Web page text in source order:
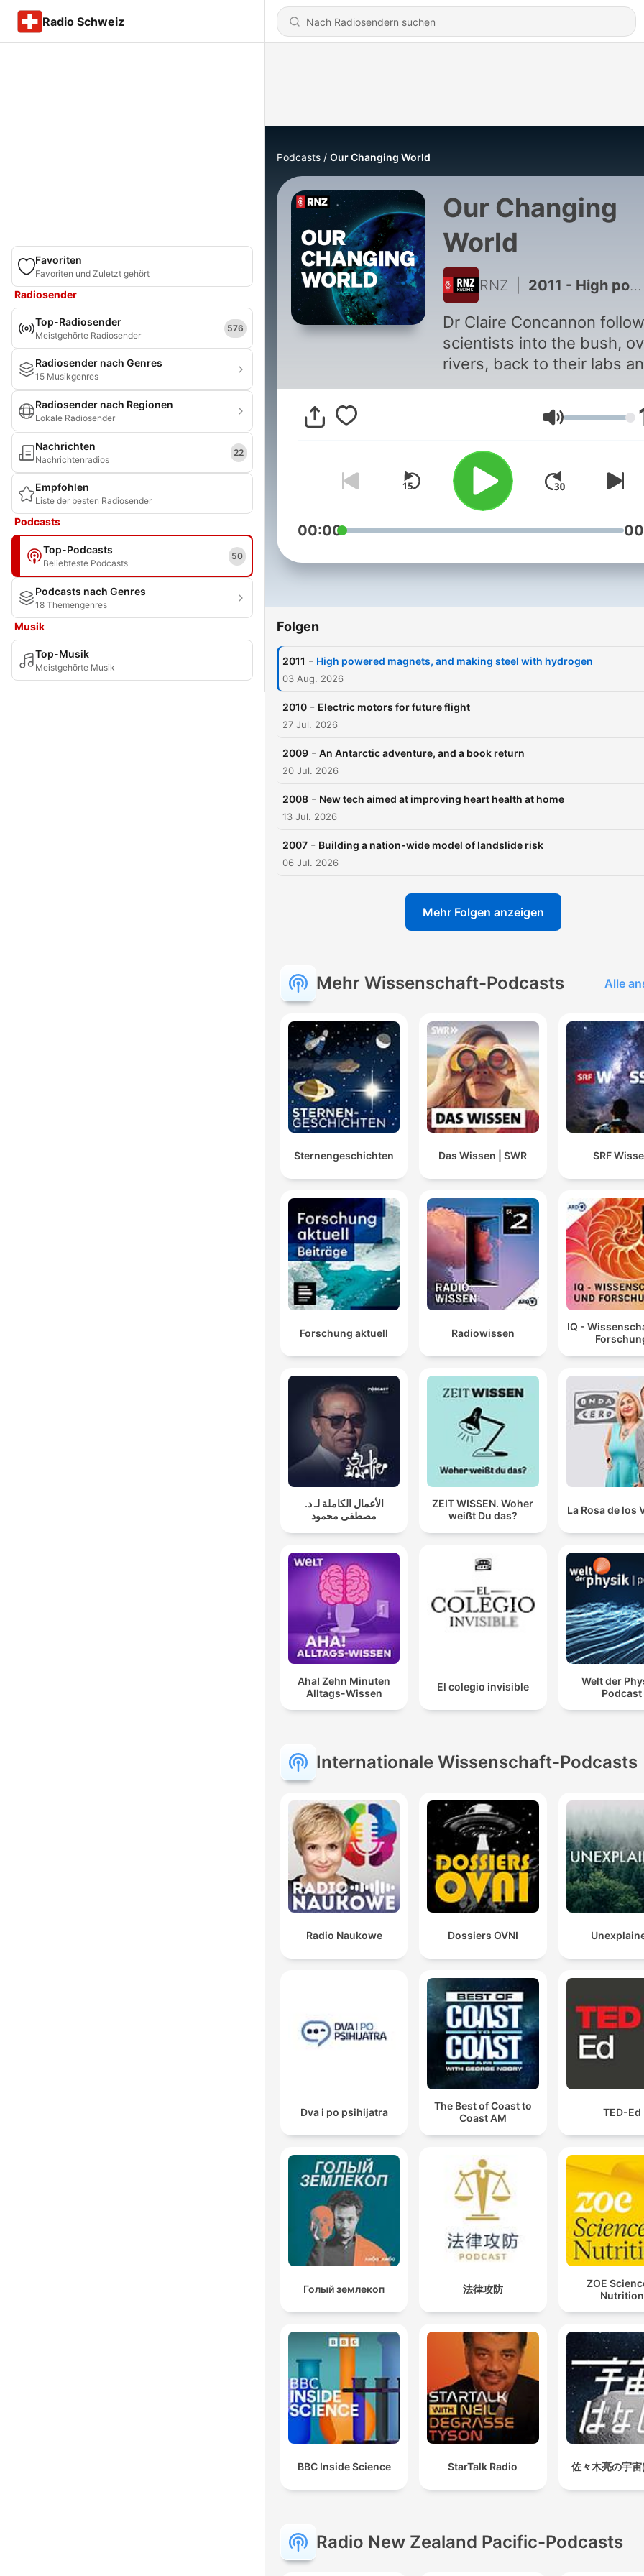
Radio Schweiz
Favoriten
Favoriten und Zuletzt gehört
Radiosender
Top-Radiosender
Meistgehörte Radiosender
576
Radiosender nach Genres
15 Musikgenres
Radiosender nach Regionen
Lokale Radiosender
Nachrichten
Nachrichtenradios
22
Empfohlen
Liste der besten Radiosender
Podcasts
Top-Podcasts
Beliebteste Podcasts
50
Podcasts nach Genres
18 Themengenres
Musik
Top-Musik
Meistgehörte Musik
Podcasts Our Changing World
Our Changing
World
RNZ 2011 - High powered magnets, and making steel with hydrogen
Dr Claire Concannon
scientists into the bush,
rivers, back to their labs
many places in-between
cover the most fascinating
research being done in
Aotearoa New Zealand.
Lautstärke
00:00
Folgen
2011 - High powered magnets, and making steel with hydrogen
03 Aug. 2026
2010 - Electric motors for future flight
27 Jul. 2026
2009 - An Antarctic adventure, and a book return
20 Jul. 2026
2008 - New tech aimed at improving heart health at home
13 Jul. 2026
2007 - Building a nation-wide model of landslide risk
06 Jul. 2026
Mehr Folgen anzeigen
Mehr Wissenschaft-Podcasts Alle
Sternengeschichten Das Wissen | SWR SRF
Forschung aktuell Radiowissen
IQ -
الأعمال الكاملة لـ د.
مصطفى محمود
ZEIT WISSEN. Woher
weißt Du das?
La Rosa de los
Aha! Zehn Minuten
Alltags-Wissen
El colegio invisible
Welt der
Podcast
Internationale Wissenschaft-Podcasts
Radio Naukowe Dossiers OVNI
Dva i po psihijatra
The Best of Coast to
Coast AM
TED-Ed
Голый землекоп 法律攻防
ZOE
Nutrition
BBC Inside Science StarTalk Radio 佐々木亮の宇
Radio New Zealand Pacific-Podcasts